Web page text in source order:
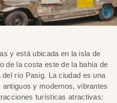
y está ubicada en la isla de
de la costa este de la bahía de
río Pasig. La ciudad es una
y modernos, vibrantes
turísticas atractivas: